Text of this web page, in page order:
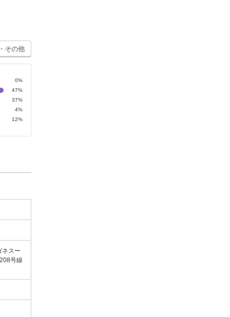
その他
0%
47%
37%
4%
12%
ネスー
号線